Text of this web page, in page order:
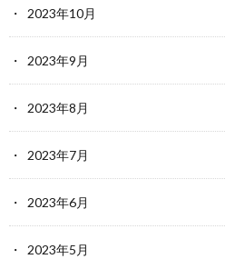
2023年10月
2023年9月
2023年8月
2023年7月
2023年6月
2023年5月